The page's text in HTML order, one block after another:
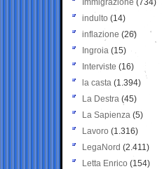
Immigrazione (734)
indulto (14)
inflazione (26)
Ingroia (15)
Interviste (16)
la casta (1.394)
La Destra (45)
La Sapienza (5)
Lavoro (1.316)
LegaNord (2.411)
Letta Enrico (154)